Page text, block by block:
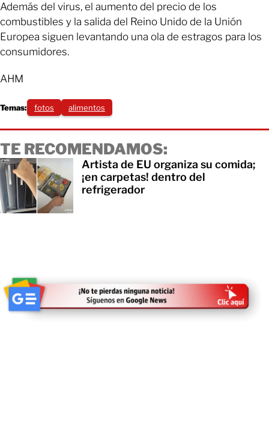
Además del virus, el aumento del precio de los
combustibles y la salida del Reino Unido de la Unión
Europea siguen levantando una ola de estragos para los
consumidores.
AHM
Temas: fotos alimentos
TE RECOMENDAMOS:
Artista de EU organiza su comida;
¡en carpetas! dentro del
refrigerador